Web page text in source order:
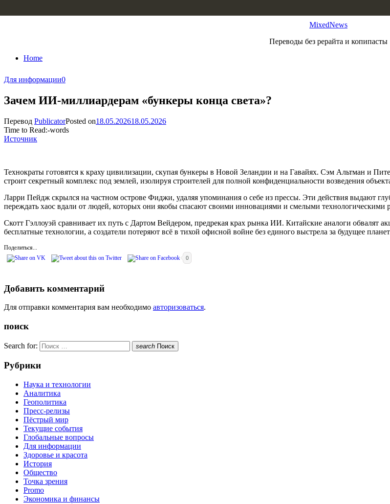
MixedNews
Переводы без рерайта и копипасты
Home
Для информации0
Зачем ИИ-миллиардерам «бункеры конца света»?
Перевод PublicatorPosted on18.05.202618.05.2026
Time to Read:-words
Источник
Технократы готовятся к краху цивилизации, скупая бункеры в Новой Зеландии и на Гавайях. Сэм Альтман и
строит секретный комплекс под землей, изолируя строителей для полной конфиденциальности возведения
Ларри Пейдж скрылся на частном острове Фиджи, удаляя упоминания о себе из прессы. Эти действия выдают
переждать хаос вдали от людей, которых они якобы спасают своими инновациями и смелыми технологическими
Скотт Гэллоуэй сравнивает их путь с Дартом Вейдером, предрекая крах рынка ИИ. Китайские аналоги обвалят
бесплатные технологии, а создатели потеряют всё в тихой офисной войне без единого выстрела за будущее
Поделиться...
0
Добавить комментарий
Для отправки комментария вам необходимо авторизоваться.
поиск
Search for: search Поиск
Рубрики
Наука и технологии
Аналитика
Геополитика
Пресс-релизы
Пёстрый мир
Текущие события
Глобальные вопросы
Для информации
Здоровье и красота
История
Общество
Точка зрения
Promo
Экономика и финансы